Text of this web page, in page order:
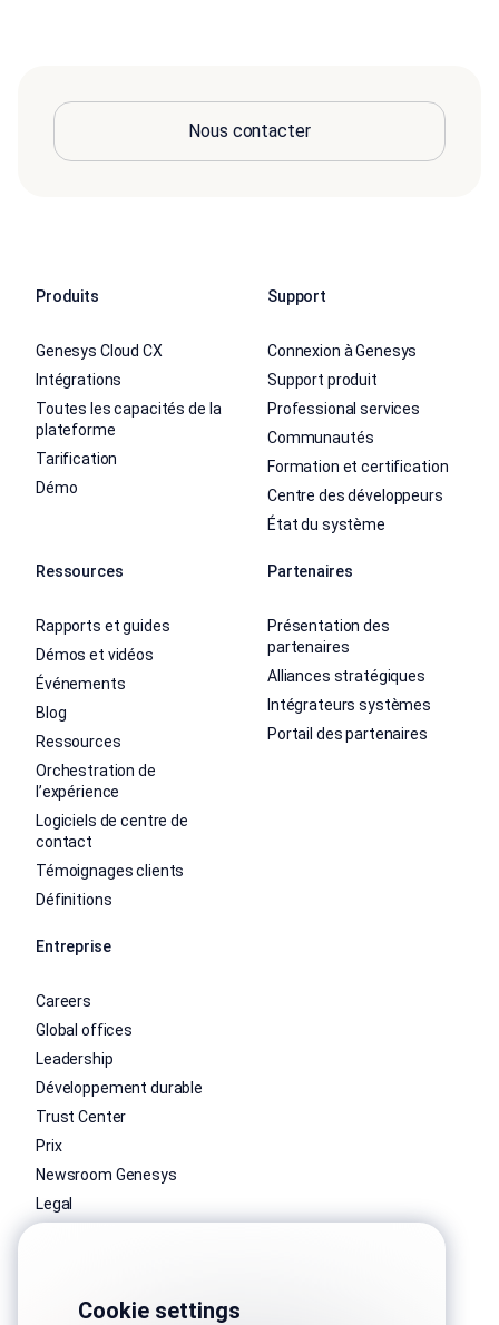
Nous contacter
Produits
Genesys Cloud CX
Intégrations
Toutes les capacités de la
plateforme
Tarification
Démo
Support
Connexion à Genesys
Support produit
Professional services
Communautés
Formation et certification
Centre des développeurs
État du système
Ressources
Rapports et guides
Démos et vidéos
Événements
Blog
Ressources
Orchestration de
l’expérience
Logiciels de centre de
contact
Témoignages clients
Définitions
Partenaires
Présentation des
partenaires
Alliances stratégiques
Intégrateurs systèmes
Portail des partenaires
Entreprise
Careers
Global offices
Leadership
Développement durable
Trust Center
Prix
Newsroom Genesys
Legal
Cookie settings